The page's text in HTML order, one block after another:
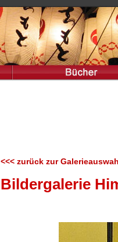
<<< zurück zur
Bildergalerie